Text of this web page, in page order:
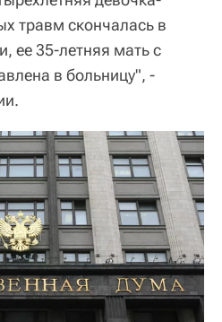
травм скончалась в
ее 35-летняя мать с
в больницу", -